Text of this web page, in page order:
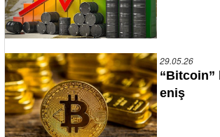
29.05.26
“Bitcoin”
eniş